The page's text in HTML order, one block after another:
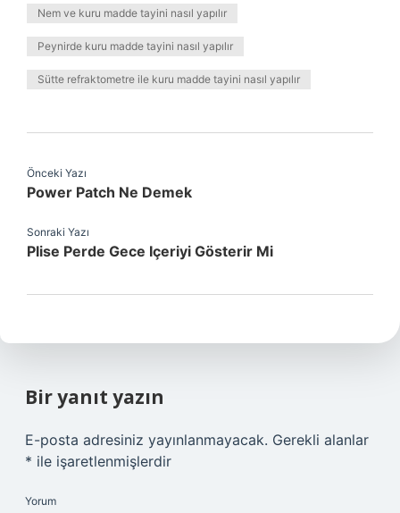
Nem ve kuru madde tayini nasıl yapılır
Peynirde kuru madde tayini nasıl yapılır
Sütte refraktometre ile kuru madde tayini nasıl yapılır
Önceki Yazı
Power Patch Ne Demek
Sonraki Yazı
Plise Perde Gece Içeriyi Gösterir Mi
Bir yanıt yazın
E-posta adresiniz yayınlanmayacak. Gerekli alanlar
* ile işaretlenmişlerdir
Yorum